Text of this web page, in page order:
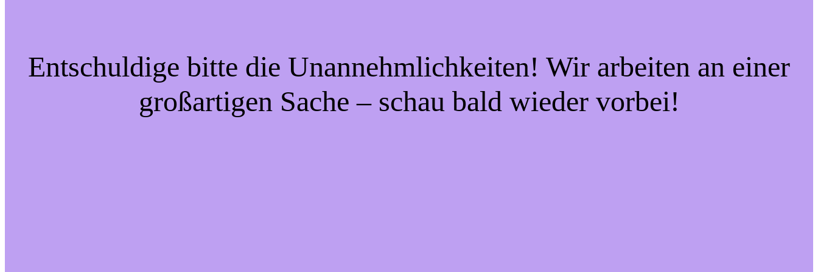
Entschuldige bitte die Unannehmlichkeiten! Wir arbeiten an einer
großartigen Sache – schau bald wieder vorbei!